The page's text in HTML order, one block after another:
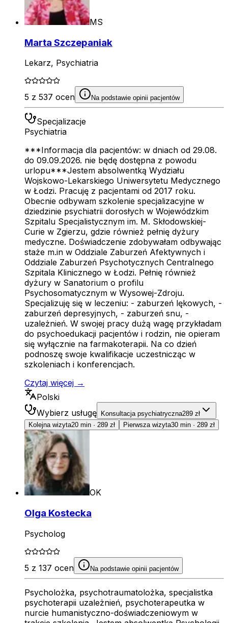
MS
Marta Szczepaniak
Lekarz, Psychiatria
5 z 537 ocen Na podstawie opinii pacjentów
Specjalizacje
Psychiatria
***Informacja dla pacjentów: w dniach od 29.08.
do 09.09.2026. nie będę dostępna z powodu
urlopu***Jestem absolwentką Wydziału
Wojskowo-Lekarskiego Uniwersytetu Medycznego
w Łodzi. Pracuję z pacjentami od 2017 roku.
Obecnie odbywam szkolenie specjalizacyjne w
dziedzinie psychiatrii dorosłych w Wojewódzkim
Szpitalu Specjalistycznym im. M. Skłodowskiej-
Curie w Zgierzu, gdzie również pełnię dyżury
medyczne. Doświadczenie zdobywałam odbywając
staże m.in w Oddziale Zaburzeń Afektywnych i
Oddziale Zaburzeń Psychotycznych Centralnego
Szpitala Klinicznego w Łodzi. Pełnię również
dyżury w Sanatorium o profilu
Psychosomatycznym w Wysowej-Zdroju.
Specjalizuję się w leczeniu: - zaburzeń lękowych, -
zaburzeń depresyjnych, - zaburzeń snu, -
uzależnień. W swojej pracy dużą wagę przykładam
do psychoedukacji pacjentów i rodzin, nie opieram
się wyłącznie na farmakoterapii. Na co dzień
podnoszę swoje kwalifikacje uczestnicząc w
szkoleniach i konferencjach.
Czytaj więcej →
Polski
Wybierz usługę
Konsultacja psychiatryczna289 zł
Kolejna wizyta20 min · 289 zł Pierwsza wizyta30 min · 289 zł
OK
Olga Kostecka
Psycholog
5 z 137 ocen Na podstawie opinii pacjentów
Psycholożka, psychotraumatolożka, specjalistka
psychoterapii uzależnień, psychoterapeutka w
nurcie humanistyczno-doświadczeniowym w